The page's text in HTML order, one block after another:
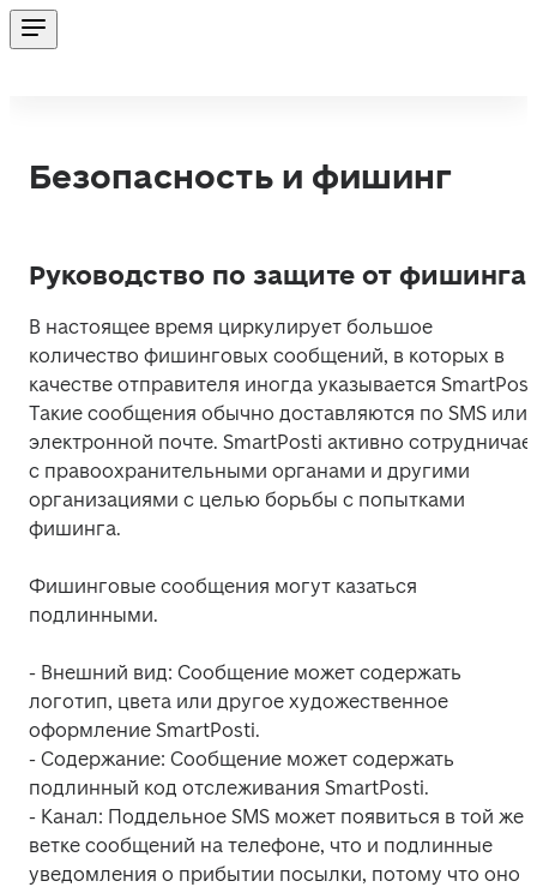
Безопасность и фишинг
Руководство по защите от фишинга
В настоящее время циркулирует большое
количество фишинговых сообщений, в которых в
качестве отправителя иногда указывается
Такие сообщения обычно доставляются по SMS или
электронной почте. SmartPosti активно
с правоохранительными органами и другими
организациями с целью борьбы с попытками
фишинга.
Фишинговые сообщения могут казаться
подлинными.
- Внешний вид: Сообщение может содержать
логотип, цвета или другое художественное
оформление SmartPosti.
- Содержание: Сообщение может содержать
подлинный код отслеживания SmartPosti.
- Канал: Поддельное SMS может появиться в той же
ветке сообщений на телефоне, что и подлинные
уведомления о прибытии посылки, потому что оно